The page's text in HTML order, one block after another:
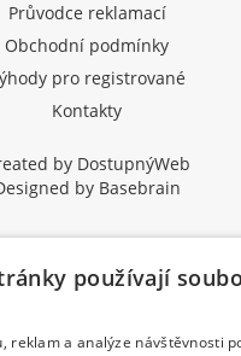
Průvodce reklamací
Obchodní podmínky
pro registrované
Kontakty
by DostupnýWeb
by Basebrain
používají
reklam a analýze návštěvnosti